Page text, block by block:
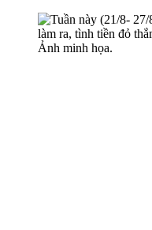
Ảnh minh họa.